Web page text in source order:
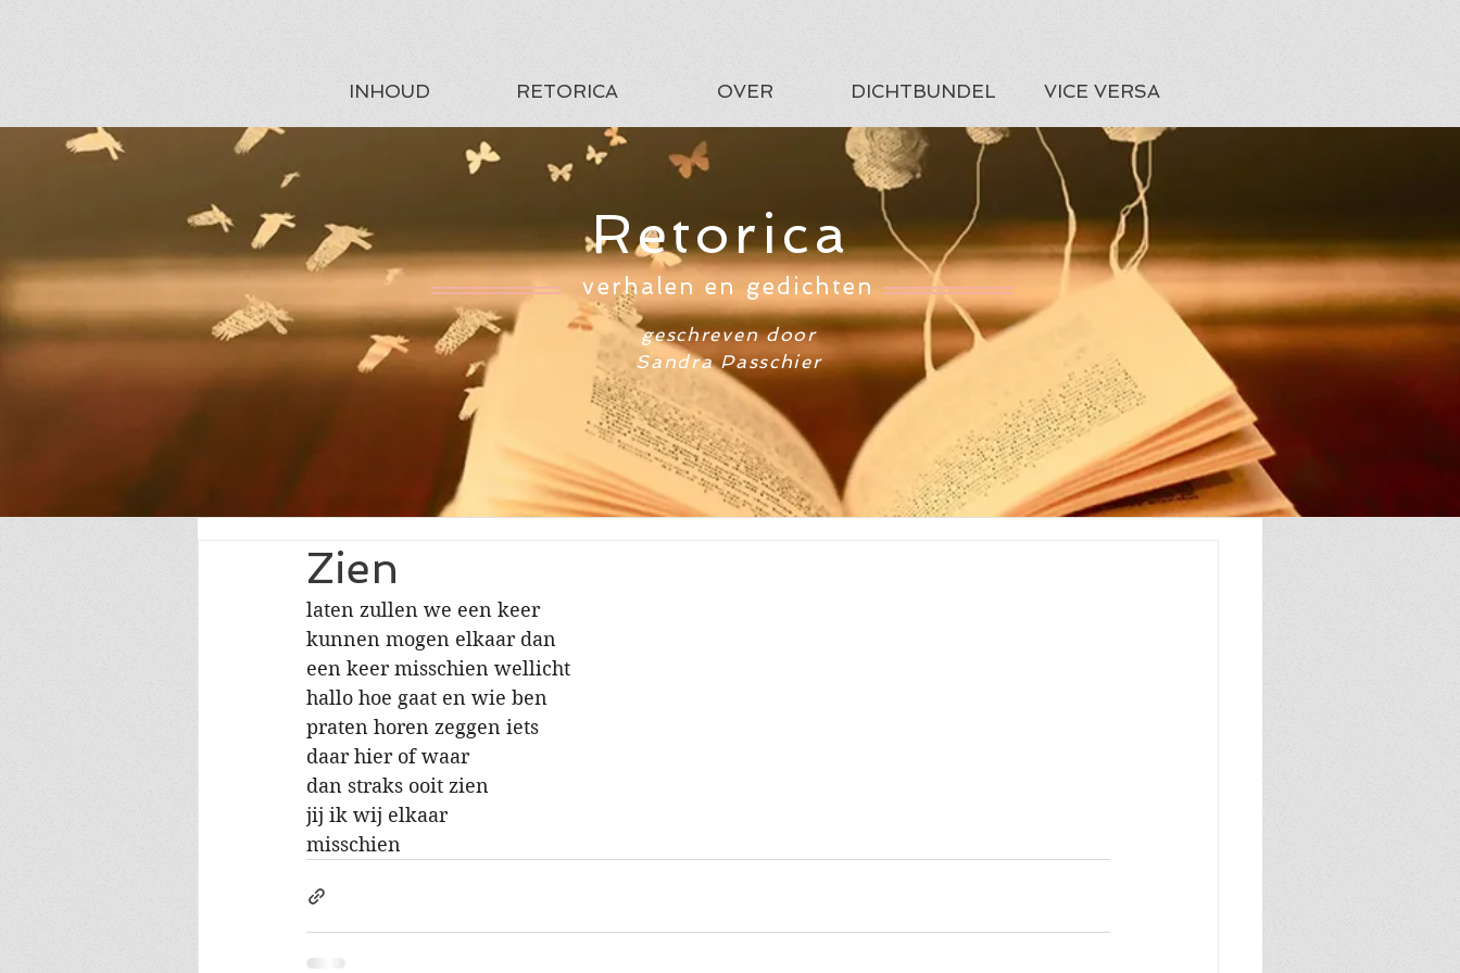
INHOUD RETORICA OVER DICHTBUNDEL VICE VERSA
Retorica
verhalen en gedichten
geschreven door
Sandra Passchier
Zien
laten zullen we een keer
kunnen mogen elkaar dan
een keer misschien wellicht
hallo hoe gaat en wie ben
praten horen zeggen iets
daar hier of waar
dan straks ooit zien
jij ik wij elkaar
misschien